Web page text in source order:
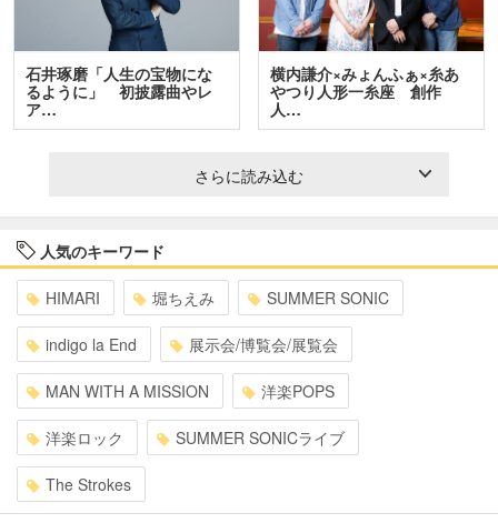
石井琢磨「人生の宝物にな
るように」 初披露曲やレ
ア…
横内謙介×みょんふぁ×糸あ
やつり人形一糸座 創作
人…
さらに読み込む
人気のキーワード
HIMARI 堀ちえみ SUMMER SONIC
indigo la End 展示会/博覧会/展覧会
MAN WITH A MISSION 洋楽POPS
洋楽ロック SUMMER SONICライブ
The Strokes